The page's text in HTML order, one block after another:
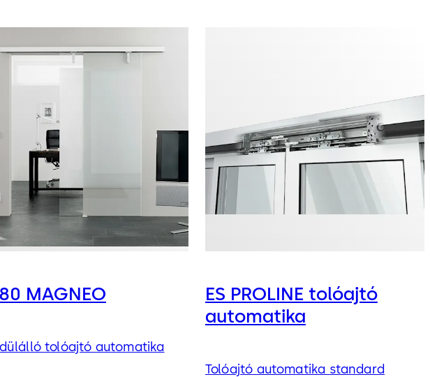
MAGNEO
tolóajtó automatika
ES PROLINE tolóajtó
automatika
Tolóajtó automatika standard